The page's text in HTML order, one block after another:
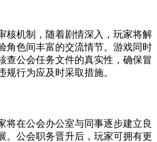
核机制，随着剧情深入，玩家将解
角色间丰富的交流情节。游戏同时
查公会任务文件的真实性，确保冒
规行为应及时采取措施。
将在公会办公室与同事逐步建立良
。公会职务晋升后，玩家可拥有更